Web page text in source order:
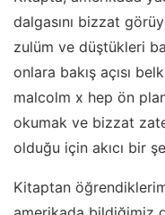
dalgasını bizzat
zulüm ve düştükleri
onlara bakış açısı
malcolm x hep ön
okumak ve bizzat
olduğu için akıcı bir
Kitaptan